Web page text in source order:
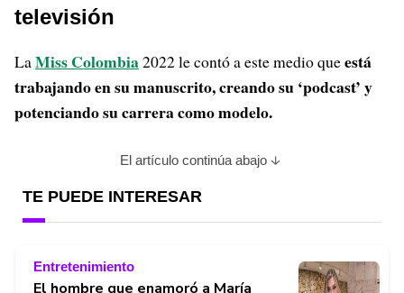
televisión
LaMiss Colombia2022 le contó a este medio queestá
trabajando en su manuscrito, creando su ‘podcast’ y
potenciando su carrera como modelo.
El artículo continúa abajo
TE PUEDE INTERESAR
Entretenimiento
El hombre que enamoró a María